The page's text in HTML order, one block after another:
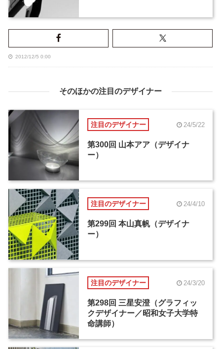
2012/12/5 0:00
そのほかの注目のデザイナー
注目のデザイナー 24/5/22
第300回 山本アア（デザイナ
ー）
注目のデザイナー 24/4/10
第299回 本山真帆（デザイナ
ー）
注目のデザイナー 24/3/20
第298回 三星安澄（グラフィッ
クデザイナー／昭和女子大学特
命講師）